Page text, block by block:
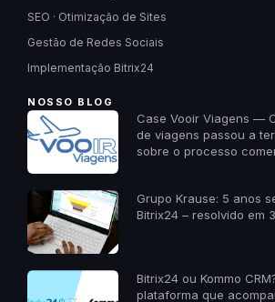
SEO · Otimização de Sites
Gestão de Redes Sociais
Implementação Bitrix24
NOSSO BLOG
Case Vooir Viagens —
de viagens passou a
sobre o processo
Grupo Krause: 5 anos
Bitrix24 – resolvido em
Bitrix24 ou Kommo
plataforma que